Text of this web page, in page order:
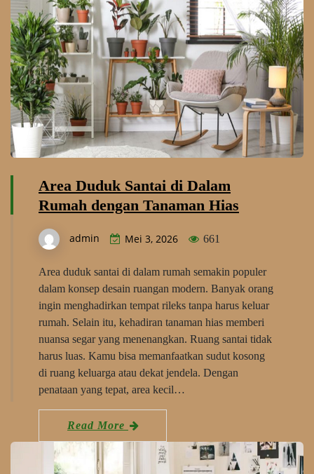
Area Duduk Santai di Dalam
Rumah dengan Tanaman Hias
admin Mei 3, 2026 661
Area duduk santai di dalam rumah semakin populer
dalam konsep desain ruangan modern. Banyak orang
ingin menghadirkan tempat rileks tanpa harus keluar
rumah. Selain itu, kehadiran tanaman hias memberi
nuansa segar yang menenangkan. Ruang santai tidak
harus luas. Kamu bisa memanfaatkan sudut kosong
di ruang keluarga atau dekat jendela. Dengan
penataan yang tepat, area kecil…
Read More